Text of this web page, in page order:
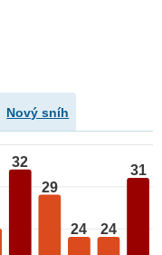
Nový sníh
32
29
24 24
31